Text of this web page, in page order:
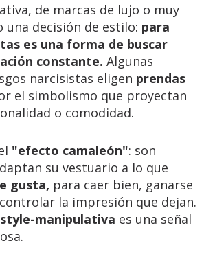
de marcas de lujo o muy
una decisión de estilo: para
es una forma de buscar
constante. Algunas
narcisistas eligen prendas
el simbolismo que proyectan
o comodidad.
"efecto camaleón": son
su vestuario a lo que
gusta, para caer bien, ganarse
la impresión que dejan.
style-manipulativa es una señal